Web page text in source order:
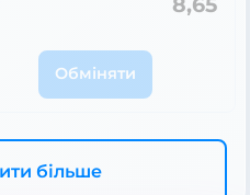
Обміняти
більше